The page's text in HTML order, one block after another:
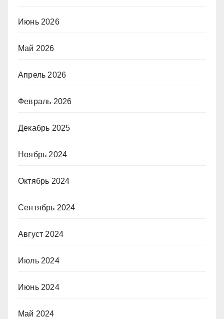
Июнь 2026
Май 2026
Апрель 2026
Февраль 2026
Декабрь 2025
Ноябрь 2024
Октябрь 2024
Сентябрь 2024
Август 2024
Июль 2024
Июнь 2024
Май 2024